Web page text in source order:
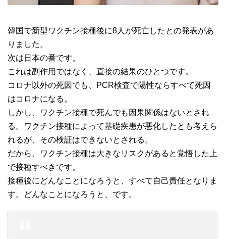
韓国で新型ワクチン接種後に8人が死亡したとの発表があ
りました。
次は日本の番です。
これは副作用ではなく、直接の結果のひとつです。
コロナ以外の死因でも、PCR検査で陽性ならすべて死因
はコロナになる。
しかし、ワクチン接種で死んでも因果関係はないとされ
る。ワクチン接種によって基礎疾患が悪化したとも考えら
れるが、その検証はできないとされる。
だから、ワクチン接種は大きなリスクがあると覚悟した上
で接種すべきです。
接種後にどんなことになろうと、すべて自己責任となりま
す。どんなことになろうと、です。